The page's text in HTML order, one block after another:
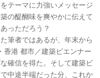
テーマに力強いメッセージ
の醍醐味を爽やかに伝えて
っただろう？
筆者ではあるが、年末から
香港 都市／建築ビエンナー
確信を得た。そして建築ビ
中途半端だった分、これか